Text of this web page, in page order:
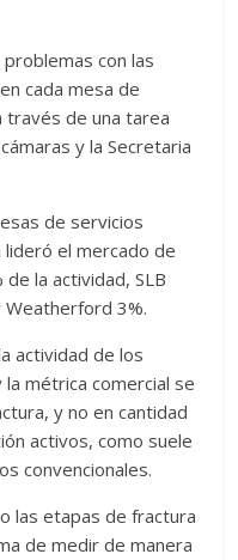
con las
cada mesa de
de una tarea
y la Secretaria
de servicios
el mercado de
la actividad, SLB
Weatherford 3%.
actividad de los
métrica comercial se
y no en cantidad
activos, como suele
convencionales.
las etapas de fractura
de medir de manera